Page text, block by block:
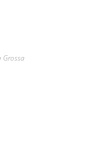
Grossa